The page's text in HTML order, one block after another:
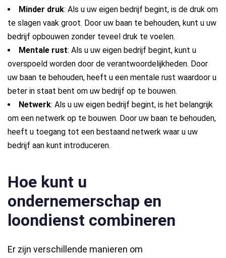
Minder druk: Als u uw eigen bedrijf begint, is de druk om
te slagen vaak groot. Door uw baan te behouden, kunt u uw
bedrijf opbouwen zonder teveel druk te voelen.
Mentale rust: Als u uw eigen bedrijf begint, kunt u
overspoeld worden door de verantwoordelijkheden. Door
uw baan te behouden, heeft u een mentale rust waardoor u
beter in staat bent om uw bedrijf op te bouwen.
Netwerk: Als u uw eigen bedrijf begint, is het belangrijk
om een netwerk op te bouwen. Door uw baan te behouden,
heeft u toegang tot een bestaand netwerk waar u uw
bedrijf aan kunt introduceren.
Hoe kunt u
ondernemerschap en
loondienst combineren
Er zijn verschillende manieren om